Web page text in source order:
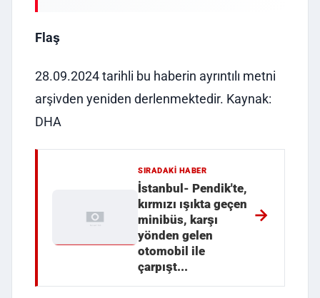
Flaş
28.09.2024 tarihli bu haberin ayrıntılı metni
arşivden yeniden derlenmektedir. Kaynak:
DHA
SIRADAKI HABER
İstanbul- Pendik'te,
kırmızı ışıkta geçen
minibüs, karşı
yönden gelen
otomobil ile
çarpışt...